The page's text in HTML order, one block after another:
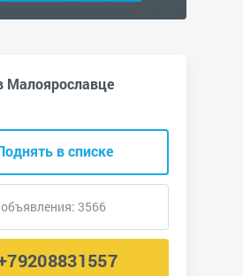
Малоярославце
в списке
3566